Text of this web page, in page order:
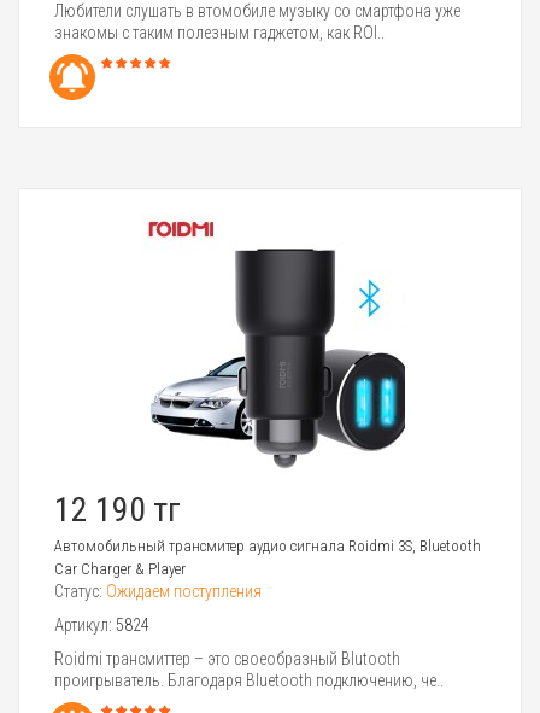
Любители слушать в втомобиле музыку со смартфона уже
знакомы с таким полезным гаджетом, как ROI..
12 190 тг
Автомобильный трансмитер аудио сигнала Roidmi 3S, Bluetooth
Car Charger & Player
Статус: Ожидаем поступления
Артикул: 5824
Roidmi трансмиттер – это своеобразный Blutooth
проигрыватель. Благодаря Bluetooth подключению, че..